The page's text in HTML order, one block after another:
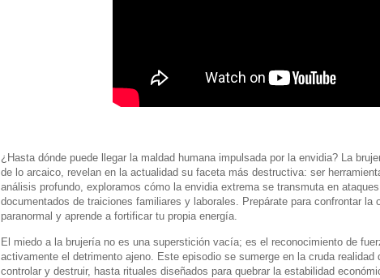
¿Hasta dónde puede llegar la maldad humana impulsada por la envidia? La
de lo arcaico, revelan en la actualidad su faceta más destructiva: ser
análisis profundo, exploramos cómo la envidia extrema se transmuta en
documentados de traiciones familiares y laborales. Prepárate para confrontar
paranormal y aprende a fortificar tu propia energía.
El miedo a la brujería no es una superstición vacía; es el reconocimiento de
activamente el detrimento ajeno. Este episodio se sumerge en la cruda
controlar y destruir, hasta rituales diseñados para quebrar la estabilidad